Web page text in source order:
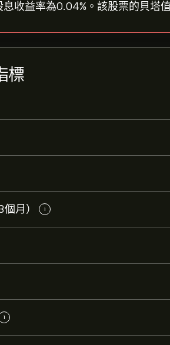
收益率為0.04%。該股票的貝塔
標
月） i
i